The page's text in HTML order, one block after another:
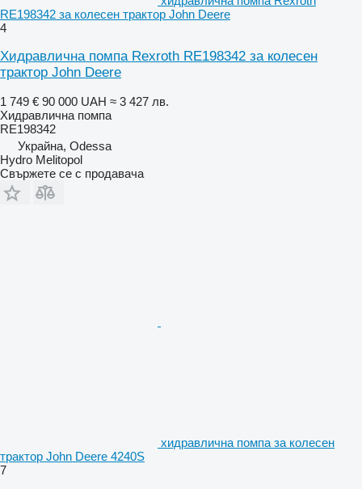
RE198342 за колесен трактор John Deere
4
Хидравлична помпа Rexroth RE198342 за колесен
трактор John Deere
1 749 € 90 000 UAH ≈ 3 427 лв.
Хидравлична помпа
RE198342
Украйна, Odessa
Hydro Melitopol
Свържете се с продавача
хидравлична помпа за колесен
трактор John Deere 4240S
7